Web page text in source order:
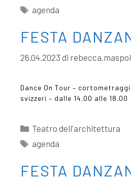
agenda
FESTA
26.04.2023 di
Dance On Tour –
svizzeri – dalle 14.00 alle 18.00
Teatro dell'architettura
agenda
FESTA